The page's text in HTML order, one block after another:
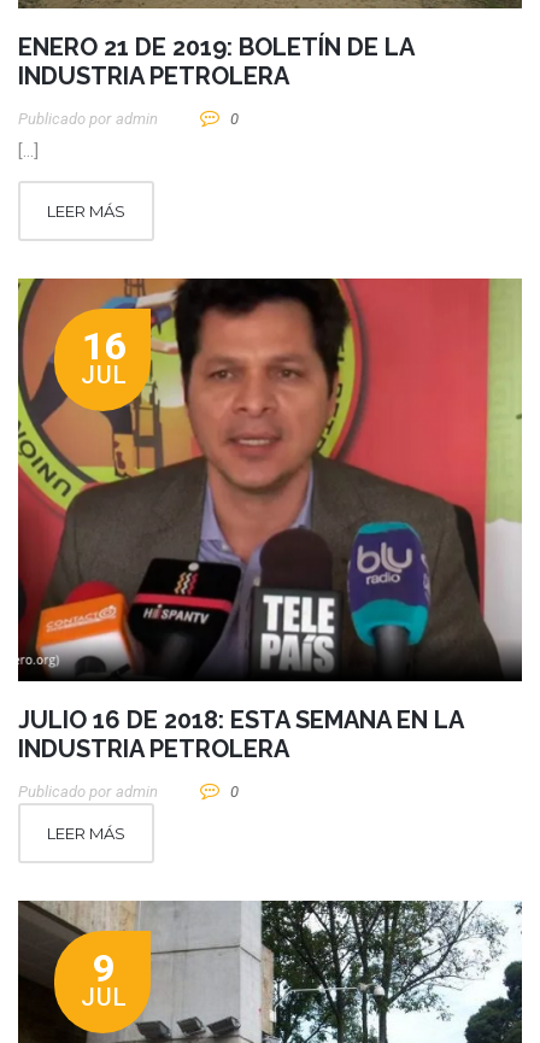
ENERO 21 DE 2019: BOLETÍN DE LA
INDUSTRIA PETROLERA
Publicado por Admin 0
[…]
LEER MÁS
16
JUL
JULIO 16 DE 2018: ESTA SEMANA EN LA
INDUSTRIA PETROLERA
Publicado por Admin 0
LEER MÁS
9
JUL